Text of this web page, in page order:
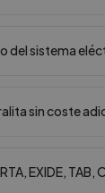
del sistema
sin coste
EXIDE, TAB,